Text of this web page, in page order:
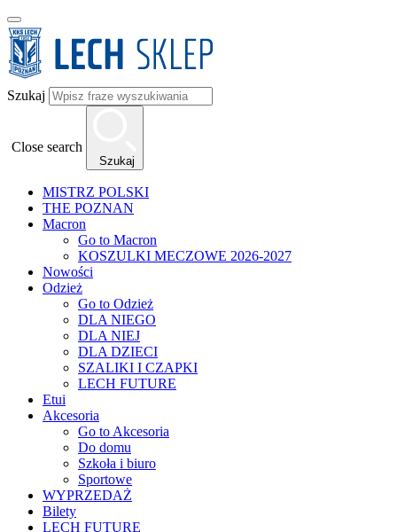
Szukaj
Close search
Szukaj
MISTRZ POLSKI
THE POZNAN
Macron
Go to Macron
KOSZULKI MECZOWE 2026-2027
Nowości
Odzież
Go to Odzież
DLA NIEGO
DLA NIEJ
DLA DZIECI
SZALIKI I CZAPKI
LECH FUTURE
Etui
Akcesoria
Go to Akcesoria
Do domu
Szkoła i biuro
Sportowe
WYPRZEDAŻ
Bilety
LECH FUTURE